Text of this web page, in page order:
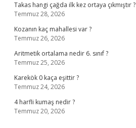
Takas hangi çağda ilk kez ortaya çıkmıştır ?
Temmuz 28, 2026
Kozanın kaç mahallesi var ?
Temmuz 26, 2026
Aritmetik ortalama nedir 6. sınıf ?
Temmuz 25, 2026
Karekök 0 kaça eşittir ?
Temmuz 24, 2026
4 harfli kumaş nedir ?
Temmuz 20, 2026